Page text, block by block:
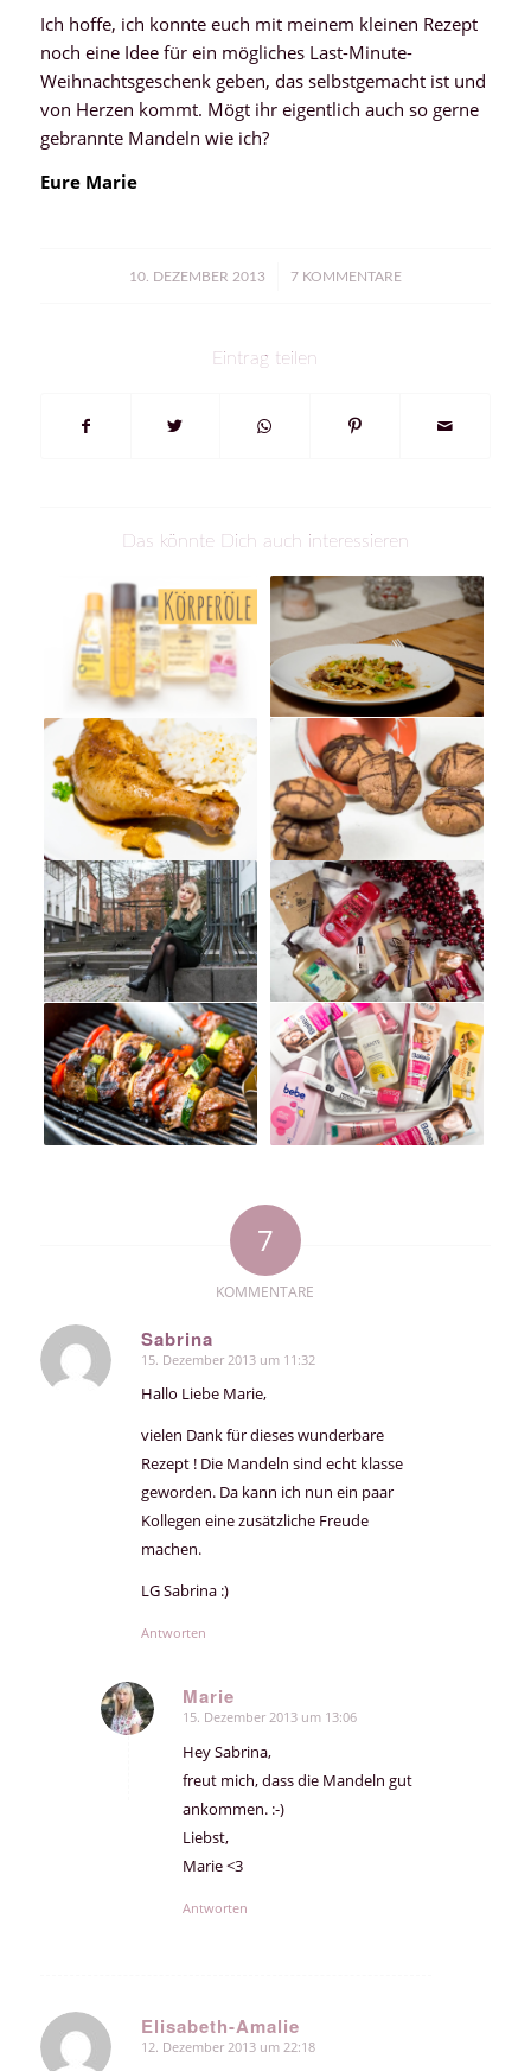
Ich hoffe, ich konnte euch mit meinem kleinen Rezept
noch eine Idee für ein mögliches Last-Minute-
Weihnachtsgeschenk geben, das selbstgemacht ist und
von Herzen kommt. Mögt ihr eigentlich auch so gerne
gebrannte Mandeln wie ich?
Eure Marie
10. DEZEMBER 2013
/ 7 KOMMENTARE
Eintrag teilen
Das könnte Dich auch interessieren
7
KOMMENTARE
Sabrina
sagte:
15. Dezember 2013 um 11:32
Hallo Liebe Marie,
vielen Dank für dieses wunderbare
Rezept ! Die Mandeln sind echt klasse
geworden. Da kann ich nun ein paar
Kollegen eine zusätzliche Freude
machen.
LG Sabrina :)
Antworten
Marie
sagte:
15. Dezember 2013 um 13:06
Hey Sabrina,
freut mich, dass die Mandeln gut
ankommen. :-)
Liebst,
Marie <3
Antworten
Elisabeth-Amalie
sagte:
12. Dezember 2013 um 22:18